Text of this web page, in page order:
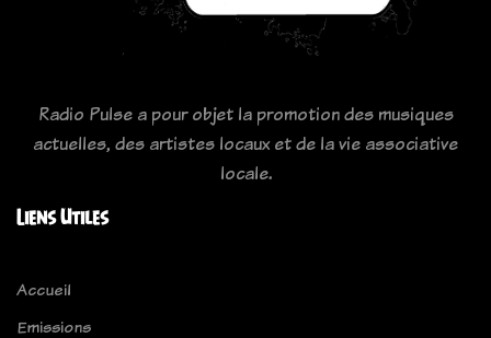
Radio Pulse a pour objet la promotion des musiques
actuelles, des artistes locaux et de la vie associative
locale.
Liens Utiles
Accueil
Emissions